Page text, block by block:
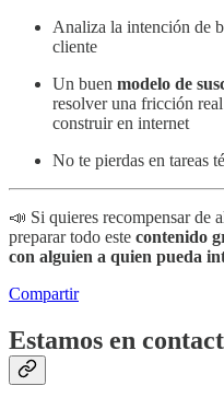
Analiza la intención de
cliente
Un buen modelo de
resolver una fricción
construir en internet
No te pierdas en tareas
📣 Si quieres recompensar de
preparar todo este contenido
con alguien a quien pueda
Compartir
Estamos en